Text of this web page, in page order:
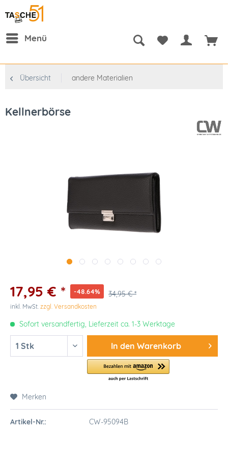
Menü
Übersicht andere Materialien
Kellnerbörse
17,95 € * -48.64% 34,95 € *
inkl. MwSt. zzgl. Versandkosten
Sofort versandfertig, Lieferzeit ca. 1-3 Werktage
In den Warenkorb
Merken
Artikel-Nr.: CW-95094B